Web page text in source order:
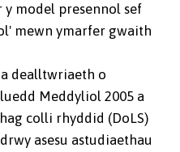
model presennol sef
mewn ymarfer gwaith
dealltwriaeth o
Meddyliol 2005 a
colli rhyddid (DoLS)
asesu astudiaethau